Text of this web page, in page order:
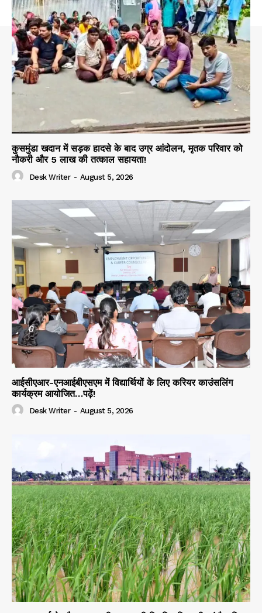
कुसमुंडा खदान में सड़क हादसे के बाद उग्र आंदोलन, मृतक परिवार को
नौकरी और 5 लाख की तत्काल सहायता!
Desk Writer - August 5, 2026
आईसीएआर-एनआईबीएसएम में विद्यार्थियों के लिए करियर काउंसलिंग
कार्यक्रम आयोजित…पढ़ें!
Desk Writer - August 5, 2026